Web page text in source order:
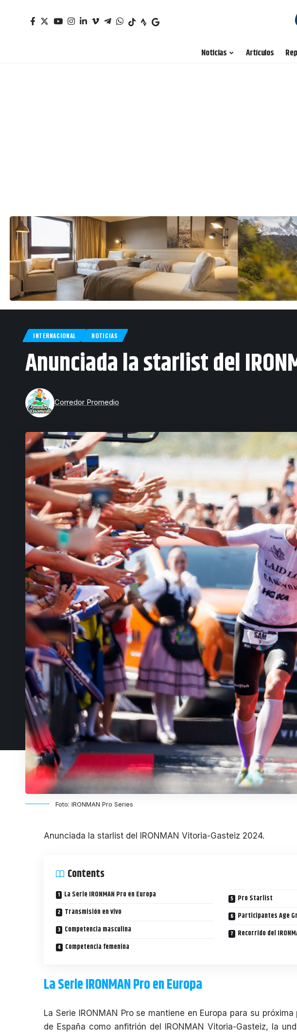
Noticias Artículos
INTERNACIONAL NOTICIAS
Anunciada la starlist del
Corredor Promedio
Foto: IRONMAN Pro Series
Anunciada la starlist del IRONMAN Vitoria-Gasteiz 2024.
Contents
La Serie IRONMAN Pro en Europa
Transmisión en vivo
Competencia masculina
Competencia femenina
Pro Starlist
Participantes Age
Recorrido del
La Serie IRONMAN Pro en Europa
LaSerie IRONMAN Prose mantiene en Europa para su próxima
de España como anfitrión del IRONMAN Vitoria-Gasteiz, la